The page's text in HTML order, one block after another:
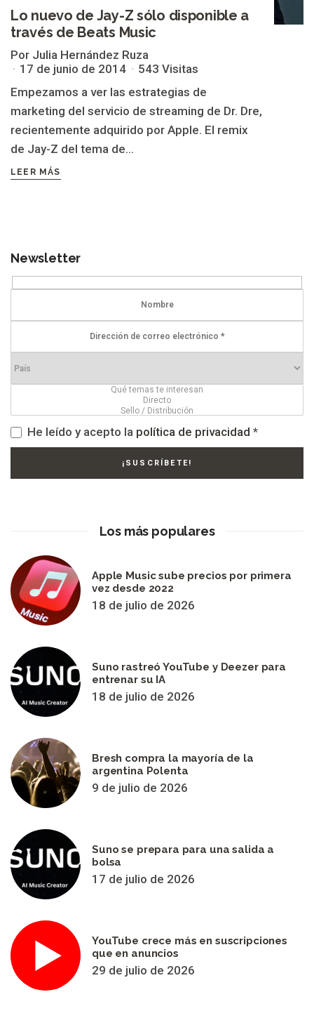
Lo nuevo de Jay-Z sólo disponible a
través de Beats Music
Por Julia Hernández Ruza
17 de junio de 2014
543 Visitas
Empezamos a ver las estrategias de
marketing del servicio de streaming de Dr. Dre,
recientemente adquirido por Apple. El remix
de Jay-Z del tema de...
LEER MÁS
Newsletter
He leído y acepto la política de privacidad *
Los más populares
Apple Music sube precios por primera
vez desde 2022
18 de julio de 2026
Suno rastreó YouTube y Deezer para
entrenar su IA
18 de julio de 2026
Bresh compra la mayoría de la
argentina Polenta
9 de julio de 2026
Suno se prepara para una salida a
bolsa
17 de julio de 2026
YouTube crece más en suscripciones
que en anuncios
29 de julio de 2026